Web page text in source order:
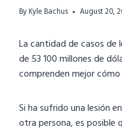
ByKyle Bachus August 20,
La cantidad de casos de
de 53 100 millones de
comprenden mejor
Si ha sufrido una lesión
otra persona, es posible